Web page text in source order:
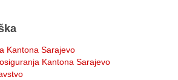
Kantona Sarajevo
Kantona Sarajevo